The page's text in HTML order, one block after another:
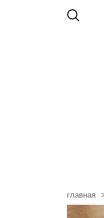
главная